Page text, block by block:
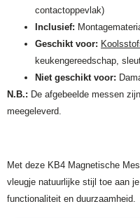
contactoppevlak)
Inclusief:
Geschikt voor:
keukengereedschap,
Niet geschikt voor:
N.B.: De afgebeelde messen
meegeleverd.
Met deze KB4 Magnetische
vleugje natuurlijke stijl toe aan
functionaliteit en duurzaamheid.